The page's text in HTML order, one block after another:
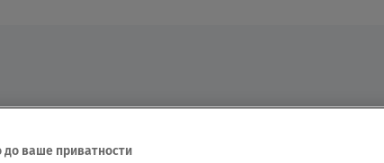
до ваше приватности